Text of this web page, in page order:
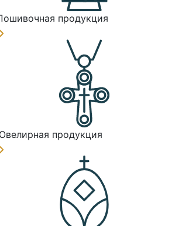
продукция
продукция